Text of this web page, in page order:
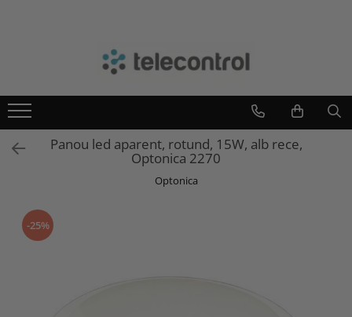
Teletask
IntelightPanou led aparent, rotund, 15W, alb rece,
Optonica 2270
Optonica
-25%